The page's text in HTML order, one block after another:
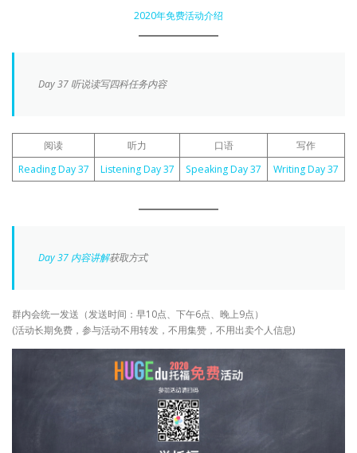
2020年免费活动介绍
Day 37 听说读写四科任务内容
阅读 听力 口语
写作
Reading Day 37
Listening Day 37 Speaking Day 37 Writing Day 37
Day 37 内容讲解获取方式
群内会统一发送（发送时间：早10点、下午6点、晚上9点）
(活动长期免费，参与活动不用转发，不用集赞，不用出卖个人信息)